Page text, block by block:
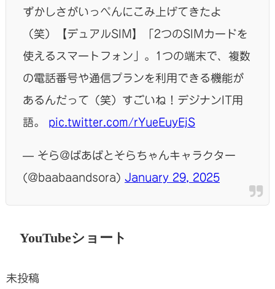
ずかしさがいっぺんにこみ上げてきたよ
（笑）【デュアルSIM】「2つのSIMカードを
使えるスマートフォン」。1つの端末で、複数
の電話番号や通信プランを利用できる機能が
あるんだって（笑）すごいね！デジナンIT用
語。 pic.twitter.com/rYueEuyEjS
— そら@ばあばとそらちゃんキャラクター
(@baabaandsora) January 29, 2025
YouTubeショート
未投稿